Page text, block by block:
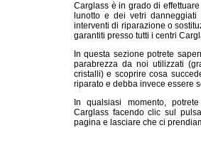
Carglass è in grado di
lunotto e dei vetri
interventi di riparazione o
garantiti presso tutti i centri
In questa sezione potrete
parabrezza da noi utilizzati
cristalli) e scoprire cosa
riparato e debba invece essere
In qualsiasi momento,
Carglass facendo clic sul
pagina e lasciare che ci